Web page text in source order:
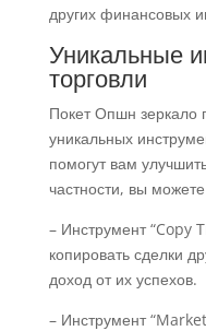
других финансовых
Уникальные
торговли
Покет Опшн зеркало
уникальных
помогут вам
частности, вы
– Инструмент “Copy
копировать сделки
доход от их успехов.
– Инструмент